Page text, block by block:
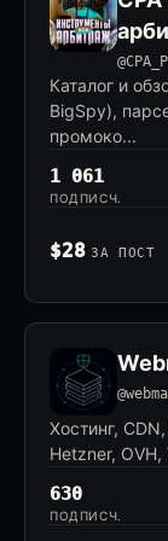
Каталог и
BigSpy),
промоко...
1 061
ПОДПИСЧ.
$28 ЗА ПОСТ
Хостинг,
Hetzner,
630
ПОДПИСЧ.